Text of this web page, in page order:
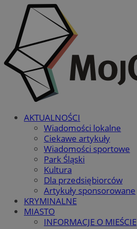
AKTUALNOŚCI
Wiadomości lokalne
Ciekawe artykuły
Wiadomości sportowe
Park Śląski
Kultura
Dla przedsiębiorców
Artykuły sponsorowane
KRYMINALNE
MIASTO
INFORMACJE O MIEŚCIE